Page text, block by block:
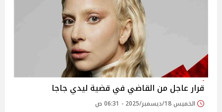
قرار عاجل من القاضي في قضية ليدي جاجا
الخميس 18/ديسمبر/2025 - 06:31 ص